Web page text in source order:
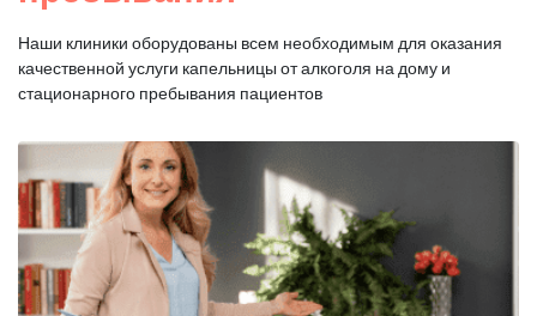
Наши клиники оборудованы всем необходимым для оказания
качественной услуги капельницы от алкоголя на дому и
стационарного пребывания пациентов